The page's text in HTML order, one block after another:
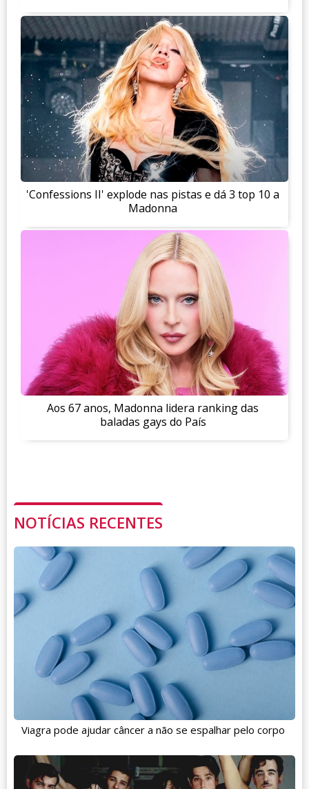
'Confessions II' explode nas pistas e dá 3 top 10 a
Madonna
Aos 67 anos, Madonna lidera ranking das
baladas gays do País
NOTÍCIAS RECENTES
Viagra pode ajudar câncer a não se espalhar pelo corpo